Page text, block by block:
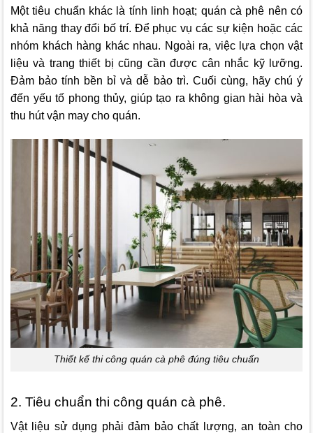
Một tiêu chuẩn khác là tính linh hoạt; quán cà phê nên có
khả năng thay đổi bố trí. Để phục vụ các sự kiện hoặc các
nhóm khách hàng khác nhau. Ngoài ra, việc lựa chọn vật
liệu và trang thiết bị cũng cần được cân nhắc kỹ lưỡng.
Đảm bảo tính bền bỉ và dễ bảo trì. Cuối cùng, hãy chú ý
đến yếu tố phong thủy, giúp tạo ra không gian hài hòa và
thu hút vận may cho quán.
Thiết kế thi công quán cà phê đúng tiêu chuẩn
2. Tiêu chuẩn thi công quán cà phê.
Vật liệu sử dụng phải đảm bảo chất lượng, an toàn cho